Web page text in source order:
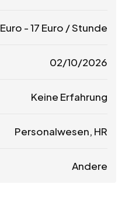
Euro -17 Euro / Stunde
02/10/2026
Keine Erfahrung
Personalwesen, HR
Andere